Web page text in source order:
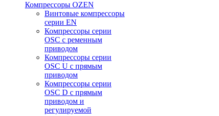
Компрессоры OZEN
Винтовые компрессоры
серии EN
Компрессоры серии
OSC с ременным
приводом
Компрессоры серии
OSC U с прямым
приводом
Компрессоры серии
OSC D с прямым
приводом и
регулируемой